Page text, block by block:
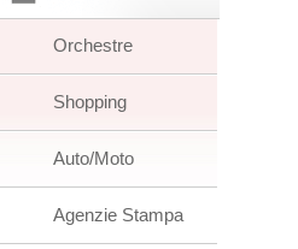
Orchestre
Shopping
Auto/Moto
Agenzie Stampa